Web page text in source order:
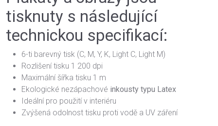
tisknuty s následující
technickou specifikací:
6-ti barevný tisk (C, M, Y, K, Light C, Light M)
Rozlišení tisku 1 200 dpi
Maximální šířka tisku 1 m
Ekologické nezápachové inkousty typu Latex
Ideální pro použití v interiéru
Zvýšená odolnost tisku proti vodě a UV záření